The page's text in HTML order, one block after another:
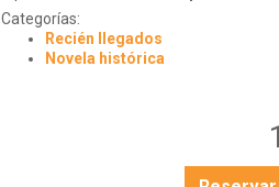
Categorías:
Recién llegados
Novela histórica